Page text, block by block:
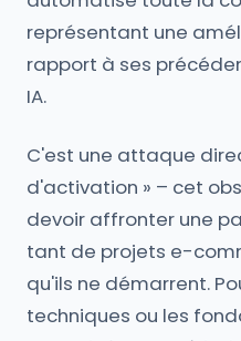
représentant une
rapport à ses
IA.
C'est une attaque
d'activation » – cet
devoir affronter une
tant de projets e-
qu'ils ne démarrent.
techniques ou les